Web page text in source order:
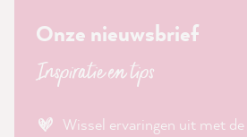
Onze nieuwsbrief
Inspiratie en tips
Wissel ervaringen uit met